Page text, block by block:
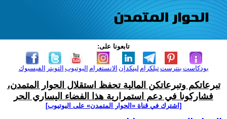
تابعونا على:
الفيسبوك التويتر اليوتيوب الانستغرام لينكدإن تيلكرامبنترست بودكاست
تبرعاتكم وتبرعاتكن المالية تحفظ استقلال الحوار المتمدن،
فشاركونا في دعم استمرارية هذا الفضاء اليساري الحر
[اشترك في قناة ‫«الحوار المتمدن» على اليوتيوب]